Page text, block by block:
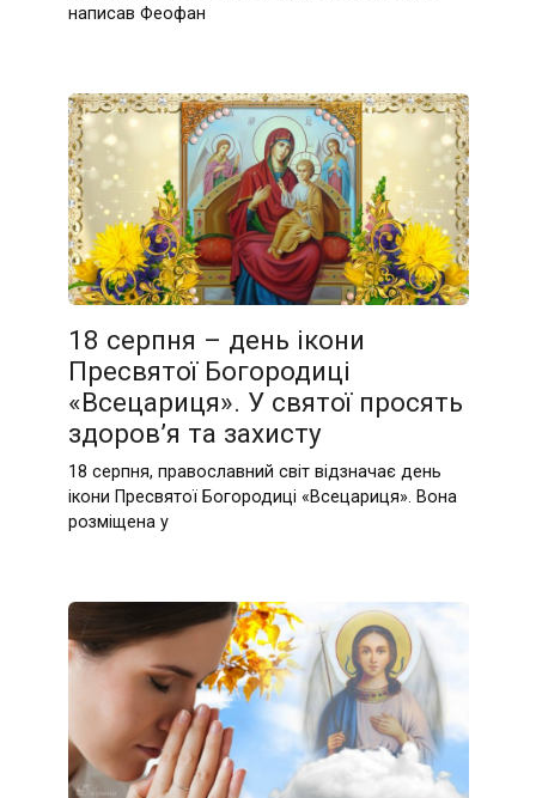
написав Феофан
18 серпня – день ікони
Пресвятої Богородиці
«Всецариця». У святої просять
здоров’я та захисту
18 серпня, православний світ відзначає день
ікони Пресвятої Богородиці «Всецариця». Вона
розміщена у